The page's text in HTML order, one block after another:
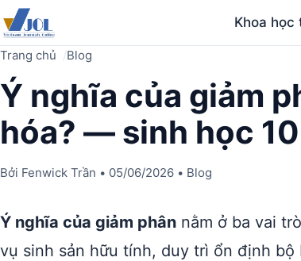
Khoa học
Trang chủ Blog
Ý nghĩa của giảm
hóa? — sinh học 10
Bởi Fenwick Trần • 05/06/2026 • Blog
Ý nghĩa của giảm phân nằm ở ba vai
vụ sinh sản hữu tính, duy trì ổn định